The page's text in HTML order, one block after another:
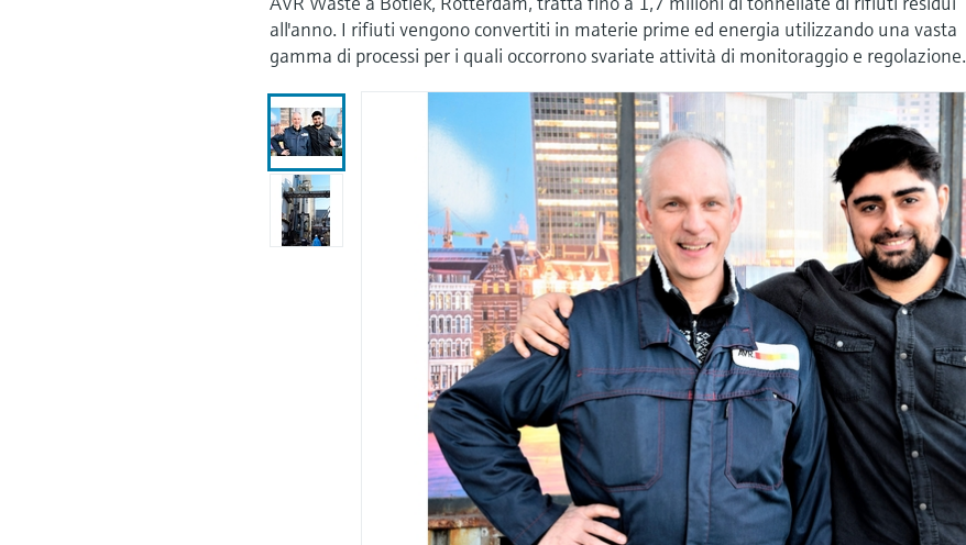
all'anno. I rifiuti vengono convertiti in materie prime ed energia utilizzando una vasta
gamma di processi per i quali occorrono svariate attività di monitoraggio e regolazione.